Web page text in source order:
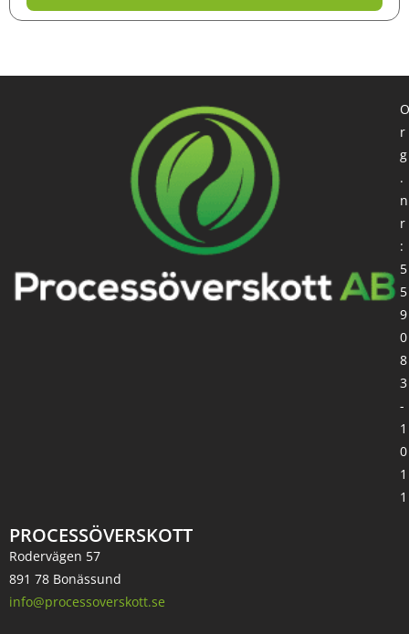
PROCESSÖVERSKOTT
Rodervägen 57
891 78 Bonässund
info@processoverskott.se
O
r
g
.
n
r
:
5
5
9
0
8
3
-
1
0
1
1